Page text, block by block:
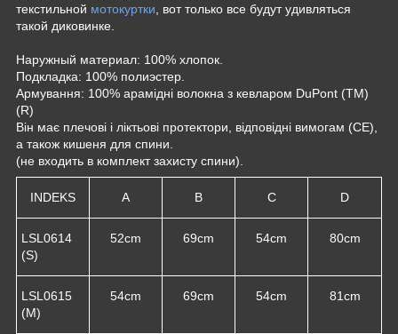
текстильной мотокуртки , вот только все будут удивляться
такой диковинке.
Наружный материал: 100% хлопок.
Подкладка: 100% полиэстер.
Армування: 100% арамідні волокна з кевларом DuPont (TM)
(R)
Він має плечові і ліктьові протектори, відповідні вимогам (CE),
а також кишеня для спини.
(не входить в комплект захисту спини).
INDEKS A B C D
LSL0614
(S)
52cm 69cm 54cm 80cm
LSL0615
(M)
54cm 69cm 54cm 81cm